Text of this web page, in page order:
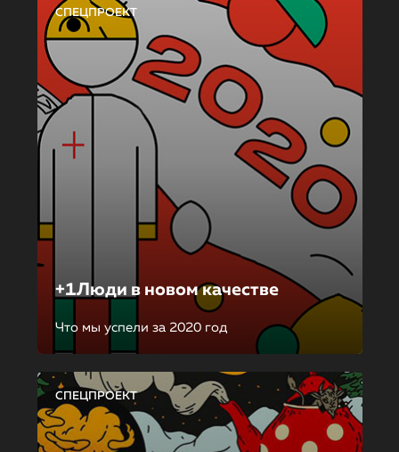
СПЕЦПРОЕКТ
+1Люди в новом качестве
Что мы успели за 2020 год
СПЕЦПРОЕКТ